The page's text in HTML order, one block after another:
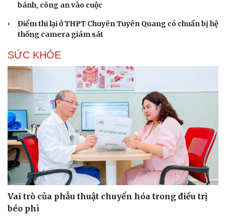
bánh, công an vào cuộc
Điểm thi lại ở THPT Chuyên Tuyên Quang có chuẩn bị hệ
thống camera giám sát
SỨC KHỎE
Vai trò của phẫu thuật chuyển hóa trong điều trị
béo phì